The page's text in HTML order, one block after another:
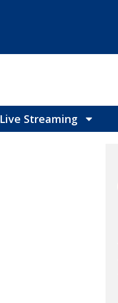
Live Streaming